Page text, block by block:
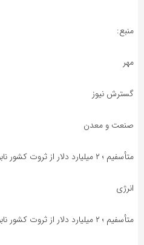
منبع:
مهر
گسترش نیوز
صنعت و معدن
متأسفیم ؛ ۲ میلیارد دلار از ثروت کشور نابود شد
انرژی
متأسفیم ؛ ۲ میلیارد دلار از ثروت کشور نابود شد